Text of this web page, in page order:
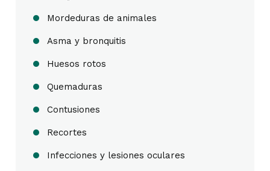
Mordeduras de animales
Asma y bronquitis
Huesos rotos
Quemaduras
Contusiones
Recortes
Infecciones y lesiones oculares